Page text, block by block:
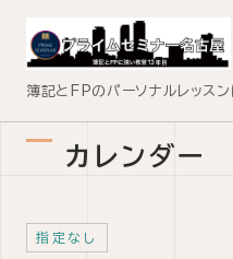
簿記とFPのパーソナルレッス
カレンダー
指定なし